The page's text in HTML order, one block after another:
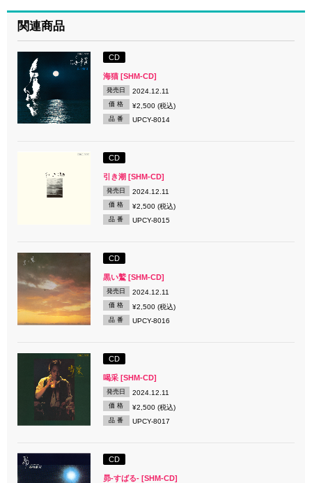
関連商品
CD
海猫 [SHM-CD]
発売日 2024.12.11
価 格 ¥2,500 (税込)
品 番 UPCY-8014
CD
引き潮 [SHM-CD]
発売日 2024.12.11
価 格 ¥2,500 (税込)
品 番 UPCY-8015
CD
黒い鷲 [SHM-CD]
発売日 2024.12.11
価 格 ¥2,500 (税込)
品 番 UPCY-8016
CD
喝采 [SHM-CD]
発売日 2024.12.11
価 格 ¥2,500 (税込)
品 番 UPCY-8017
CD
昴-すばる- [SHM-CD]